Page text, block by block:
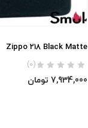
Zippo 218 Black Matte
(0)
7,934,000 تومان